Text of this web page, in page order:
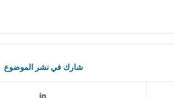
شارك في نشر الموضوع